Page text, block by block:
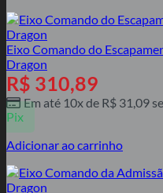
Eixo Comando do
Dragon
R$ 310,89
Em até 10x de R$ 31,09
Pix
Adicionar ao carrinho